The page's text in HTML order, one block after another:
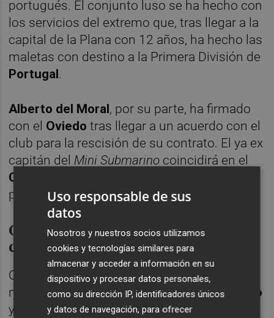
portugués. El conjunto luso se ha hecho con
los servicios del extremo que, tras llegar a la
capital de la Plana con 12 años, ha hecho las
maletas con destino a la Primera División de
Portugal.
Alberto del Moral, por su parte, ha firmado
con el Oviedotras llegar a un acuerdo con el
club para la rescisión de su contrato. El ya ex
capitán del Mini Submarino coincidirá en el
Carlos Tartiere
pasado muy amarillo:Javier Calleja
Carlos Romero y Jorge Pascual,
cedidos
Otros sobre los que el Villarreal sí quiere
mantener el control total sonCarlos Romero
y
Jorge Pascual. El primero, tras la marcha
Uso responsable de sus
datos
Nosotros y nuestros socios utilizamos
cookies y tecnologías similares para
almacenar y acceder a información en su
dispositivo y procesar datos personales,
como su dirección IP, identificadores únicos
y datos de navegación, para ofrecer